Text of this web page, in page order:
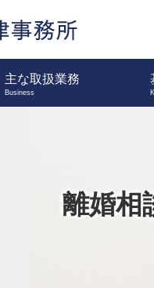
離婚相
主な取扱業務